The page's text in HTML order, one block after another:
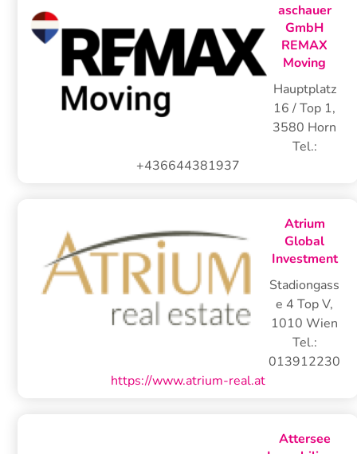
aschauer
GmbH
REMAX
Moving
Hauptplatz
16 / Top 1,
3580 Horn
Tel.:
+436644381937
Atrium
Global
Investment
Stadiongass
e 4 Top V,
1010 Wien
Tel.:
013912230
https://www.atrium-real.at
Attersee